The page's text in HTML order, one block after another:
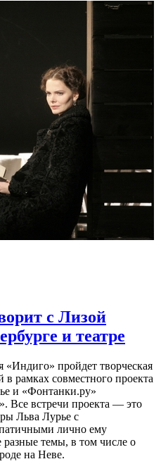
с Лизой
и театре
«Индиго» пройдет творческая
в рамках совместного проекта
и «Фонтанки.ру»
Все встречи проекта — это
Льва Лурье с
лично ему
темы, в том числе о
на Неве.